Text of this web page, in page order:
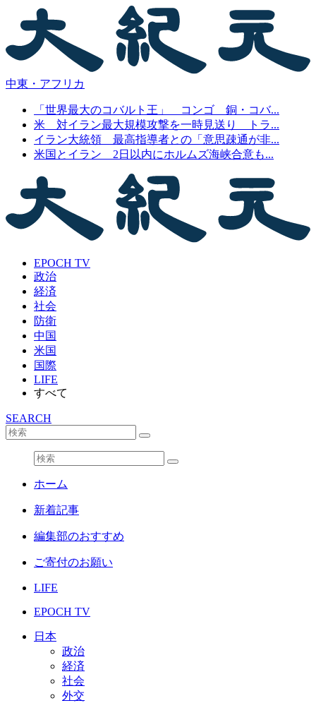
中東・アフリカ
「世界最大のコバルト王」 コンゴ 銅・コバ...
米 対イラン最大規模攻撃を一時見送り トラ...
イラン大統領 最高指導者との「意思疎通が非...
米国とイラン 2日以内にホルムズ海峡合意も...
EPOCH TV
政治
経済
社会
防衛
中国
米国
国際
LIFE
すべて
SEARCH
ホーム
新着記事
編集部のおすすめ
ご寄付のお願い
LIFE
EPOCH TV
日本
政治
経済
社会
外交